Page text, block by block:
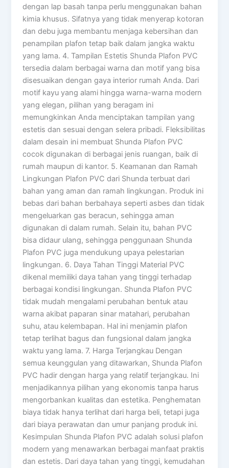
dengan lap basah tanpa perlu menggunakan bahan
kimia khusus. Sifatnya yang tidak menyerap kotoran
dan debu juga membantu menjaga kebersihan dan
penampilan plafon tetap baik dalam jangka waktu
yang lama. 4. Tampilan Estetis Shunda Plafon PVC
tersedia dalam berbagai warna dan motif yang bisa
disesuaikan dengan gaya interior rumah Anda. Dari
motif kayu yang alami hingga warna-warna modern
yang elegan, pilihan yang beragam ini
memungkinkan Anda menciptakan tampilan yang
estetis dan sesuai dengan selera pribadi. Fleksibilitas
dalam desain ini membuat Shunda Plafon PVC
cocok digunakan di berbagai jenis ruangan, baik di
rumah maupun di kantor. 5. Keamanan dan Ramah
Lingkungan Plafon PVC dari Shunda terbuat dari
bahan yang aman dan ramah lingkungan. Produk ini
bebas dari bahan berbahaya seperti asbes dan tidak
mengeluarkan gas beracun, sehingga aman
digunakan di dalam rumah. Selain itu, bahan PVC
bisa didaur ulang, sehingga penggunaan Shunda
Plafon PVC juga mendukung upaya pelestarian
lingkungan. 6. Daya Tahan Tinggi Material PVC
dikenal memiliki daya tahan yang tinggi terhadap
berbagai kondisi lingkungan. Shunda Plafon PVC
tidak mudah mengalami perubahan bentuk atau
warna akibat paparan sinar matahari, perubahan
suhu, atau kelembapan. Hal ini menjamin plafon
tetap terlihat bagus dan fungsional dalam jangka
waktu yang lama. 7. Harga Terjangkau Dengan
semua keunggulan yang ditawarkan, Shunda Plafon
PVC hadir dengan harga yang relatif terjangkau. Ini
menjadikannya pilihan yang ekonomis tanpa harus
mengorbankan kualitas dan estetika. Penghematan
biaya tidak hanya terlihat dari harga beli, tetapi juga
dari biaya perawatan dan umur panjang produk ini.
Kesimpulan Shunda Plafon PVC adalah solusi plafon
modern yang menawarkan berbagai manfaat praktis
dan estetis. Dari daya tahan yang tinggi, kemudahan